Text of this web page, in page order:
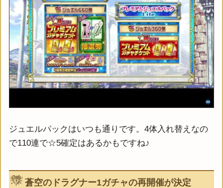
ジュエルパックはいつも通りです。4体入れ替えなの
で110連で☆5確定はあるかもですね♪
蒼空のドラグナー1ガチャの再開催が決定